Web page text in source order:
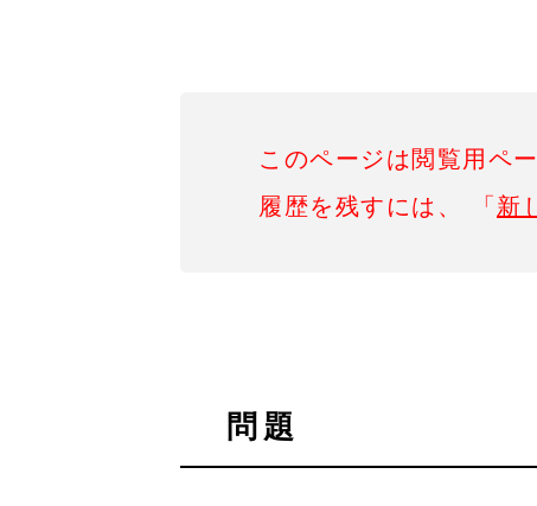
このページは閲覧用ペー
履歴を残すには、 「 新
問題